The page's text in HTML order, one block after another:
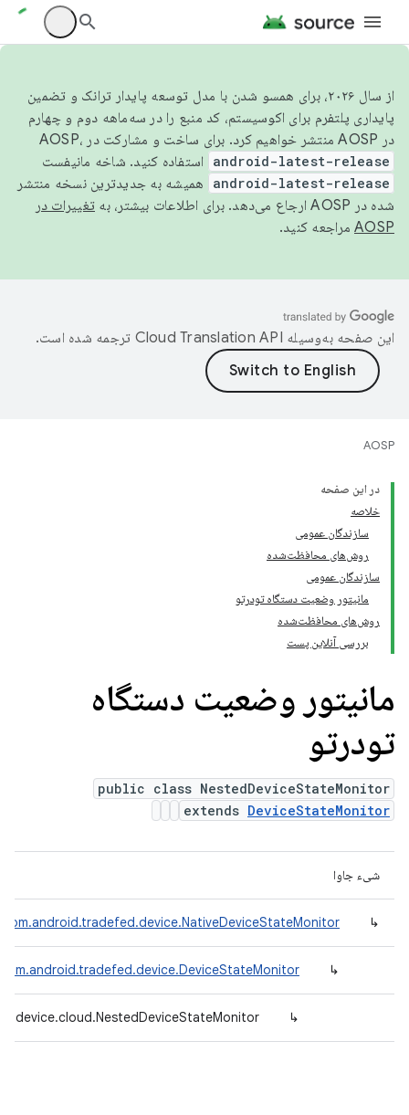
از سال ۲۰۲۶، برای همسو شدن با مدل توسعه پایدار ترانک و تضمین
پایداری پلتفرم برای اکوسیستم، کد منبع را در سه‌ماهه دوم و چهارم
در AOSP منتشر خواهیم کرد. برای ساخت و مشارکت در AOSP،
android-latest-release استفاده کنید. شاخه مانیفست
android-latest-release
همیشه به جدیدترین نسخه منتشر
شده در AOSP ارجاع می‌دهد. برای اطلاعات بیشتر، به
تغییرات در
AOSP مراجعه کنید.
این صفحه به‌وسیله ترجمه شده است.
AOSP
در این صفحه
خلاصه
سازندگان عمومی
روش‌های محافظت‌شده
سازندگان عمومی
مانیتور وضعیت دستگاه تودرتو
روش‌های محافظت‌شده
بررسی آنلاین پست
مانیتور وضعیت دستگاه
تودرتو
public class NestedDeviceStateMonitor
extends DeviceStateMonitor
شیء جاوا
↳
com.android.tradefed.device.NativeDeviceStateMonitor
↳
com.android.tradefed.device.DeviceStateMonitor
↳